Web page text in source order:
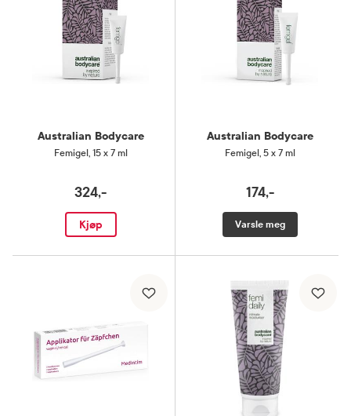
Australian Bodycare
Femigel , 15 x 7 ml
324,-
Kjøp
Australian Bodycare
Femigel , 5 x 7 ml
174,-
Varsle meg